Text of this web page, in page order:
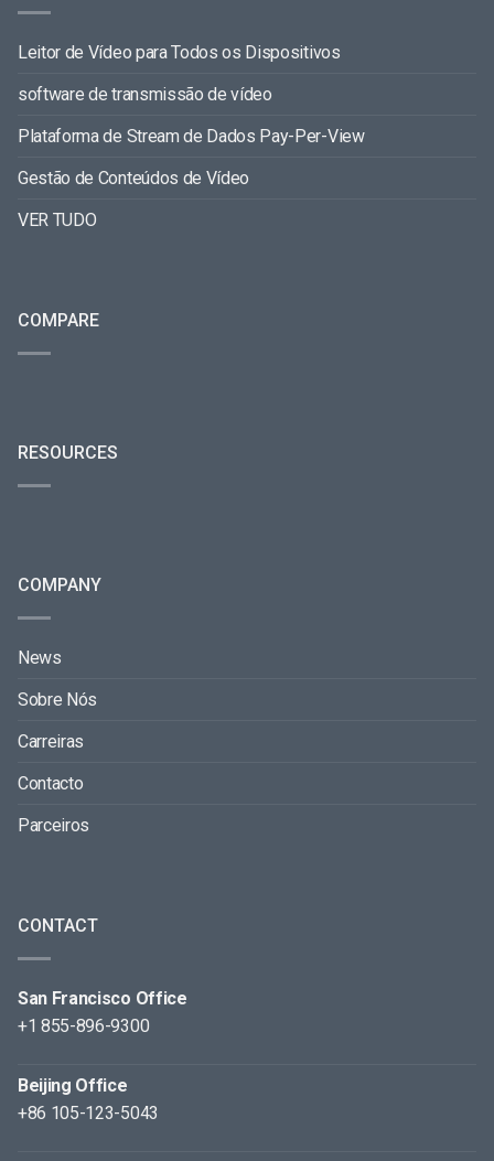
Leitor de Vídeo para Todos os Dispositivos
software de transmissão de vídeo
Plataforma de Stream de Dados Pay-Per-View
Gestão de Conteúdos de Vídeo
VER TUDO
COMPARE
RESOURCES
COMPANY
News
Sobre Nós
Carreiras
Contacto
Parceiros
CONTACT
San Francisco Office
+1 855-896-9300
Beijing Office
+86 105-123-5043